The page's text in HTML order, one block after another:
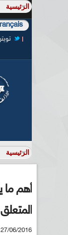
تويتر
أهم ما
27/06/2016 - 15:24